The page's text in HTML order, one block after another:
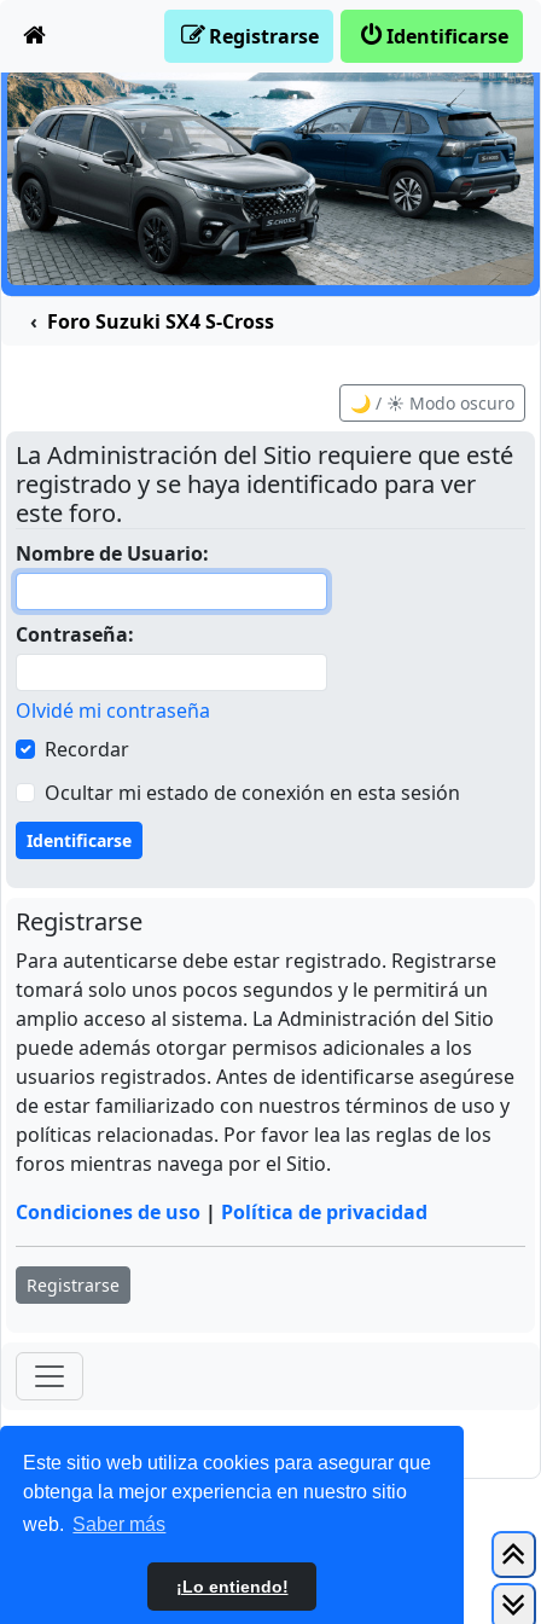
Este sitio web utiliza cookies para asegurar que
obtenga la mejor experiencia en nuestro sitio
web. Saber más
¡Lo entiendo!
Identificarse
Registrarse
Foro Suzuki SX4 S-Cross
🌙 / ☀️ Modo oscuro
La Administración del Sitio requiere que esté
registrado y se haya identificado para ver
este foro.
Nombre de Usuario:
Contraseña:
Olvidé mi contraseña
Recordar
Ocultar mi estado de conexión en esta sesión
Registrarse
Para autenticarse debe estar registrado. Registrarse
tomará solo unos pocos segundos y le permitirá un
amplio acceso al sistema. La Administración del Sitio
puede además otorgar permisos adicionales a los
usuarios registrados. Antes de identificarse asegúrese
de estar familiarizado con nuestros términos de uso y
políticas relacionadas. Por favor lea las reglas de los
foros mientras navega por el Sitio.
Condiciones de uso | Política de privacidad
Registrarse
ForoClub 2025
Privacidad| Condiciones